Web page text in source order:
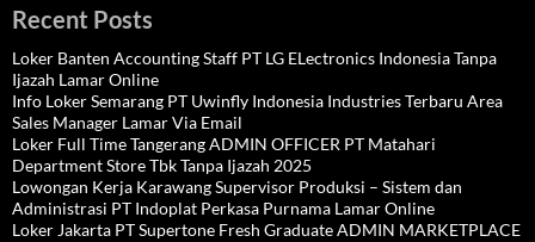
Recent Posts
Loker Banten Accounting Staff PT LG ELectronics Indonesia Tanpa
Ijazah Lamar Online
Info Loker Semarang PT Uwinfly Indonesia Industries Terbaru Area
Sales Manager Lamar Via Email
Loker Full Time Tangerang ADMIN OFFICER PT Matahari
Department Store Tbk Tanpa Ijazah 2025
Lowongan Kerja Karawang Supervisor Produksi – Sistem dan
Administrasi PT Indoplat Perkasa Purnama Lamar Online
Loker Jakarta PT Supertone Fresh Graduate ADMIN MARKETPLACE